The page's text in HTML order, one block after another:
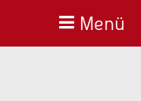
Menü